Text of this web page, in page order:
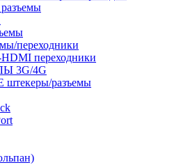
переходники
переходники
3G/4G
разъемы